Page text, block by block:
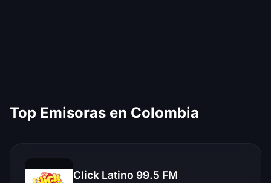
Top Emisoras en Colombia
Click Latino 99.5 FM